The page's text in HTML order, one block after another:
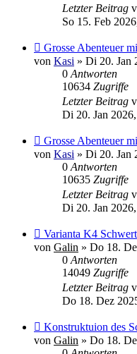
Letzter Beitrag
So 15. Feb
Neuer
Beitrag
Grosse Abenteuer
von Kasi » Di 20. Jan
0 Antworten
10634 Zugriffe
Letzter Beitrag
Di 20. Jan 2026,
Neuer
Beitrag
Grosse Abenteuer
von Kasi » Di 20. Jan
0 Antworten
10635 Zugriffe
Letzter Beitrag
Di 20. Jan 2026,
Neuer
Beitrag
Varianta K4 Schwert
von Galin » Do 18.
0 Antworten
14049 Zugriffe
Letzter Beitrag
Do 18. Dez
Neuer
Beitrag
Konstruktuion des
von Galin » Do 18.